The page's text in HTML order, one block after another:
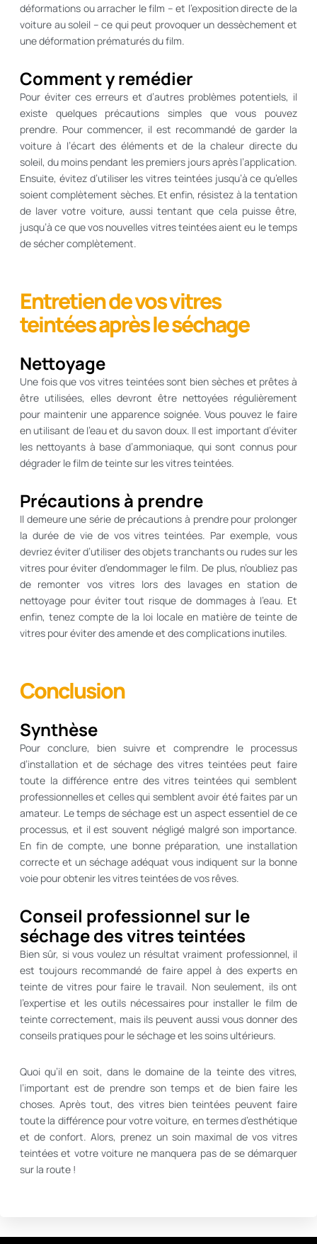
déformations ou arracher le film – et l’exposition directe de la
voiture au soleil – ce qui peut provoquer un dessèchement et
une déformation prématurés du film.
Comment y remédier
Pour éviter ces erreurs et d’autres problèmes potentiels, il
existe quelques précautions simples que vous pouvez
prendre. Pour commencer, il est recommandé de garder la
voiture à l’écart des éléments et de la chaleur directe du
soleil, du moins pendant les premiers jours après l’application.
Ensuite, évitez d’utiliser les vitres teintées jusqu’à ce qu’elles
soient complètement sèches. Et enfin, résistez à la tentation
de laver votre voiture, aussi tentant que cela puisse être,
jusqu’à ce que vos nouvelles vitres teintées aient eu le temps
de sécher complètement.
Entretien de vos vitres
teintées après le séchage
Nettoyage
Une fois que vos vitres teintées sont bien sèches et prêtes à
être utilisées, elles devront être nettoyées régulièrement
pour maintenir une apparence soignée. Vous pouvez le faire
en utilisant de l’eau et du savon doux. Il est important d’éviter
les nettoyants à base d’ammoniaque, qui sont connus pour
dégrader le film de teinte sur les vitres teintées.
Précautions à prendre
Il demeure une série de précautions à prendre pour prolonger
la durée de vie de vos vitres teintées. Par exemple, vous
devriez éviter d’utiliser des objets tranchants ou rudes sur les
vitres pour éviter d’endommager le film. De plus, n’oubliez pas
de remonter vos vitres lors des lavages en station de
nettoyage pour éviter tout risque de dommages à l’eau. Et
enfin, tenez compte de la loi locale en matière de teinte de
vitres pour éviter des amende et des complications inutiles.
Conclusion
Synthèse
Pour conclure, bien suivre et comprendre le processus
d’installation et de séchage des vitres teintées peut faire
toute la différence entre des vitres teintées qui semblent
professionnelles et celles qui semblent avoir été faites par un
amateur. Le temps de séchage est un aspect essentiel de ce
processus, et il est souvent négligé malgré son importance.
En fin de compte, une bonne préparation, une installation
correcte et un séchage adéquat vous indiquent sur la bonne
voie pour obtenir les vitres teintées de vos rêves.
Conseil professionnel sur le
séchage des vitres teintées
Bien sûr, si vous voulez un résultat vraiment professionnel, il
est toujours recommandé de faire appel à des experts en
teinte de vitres pour faire le travail. Non seulement, ils ont
l’expertise et les outils nécessaires pour installer le film de
teinte correctement, mais ils peuvent aussi vous donner des
conseils pratiques pour le séchage et les soins ultérieurs.
Quoi qu’il en soit, dans le domaine de la teinte des vitres,
l’important est de prendre son temps et de bien faire les
choses. Après tout, des vitres bien teintées peuvent faire
toute la différence pour votre voiture, en termes d’esthétique
et de confort. Alors, prenez un soin maximal de vos vitres
teintées et votre voiture ne manquera pas de se démarquer
sur la route !